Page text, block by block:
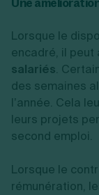
Une
Lorsque le
encadré, il peut
salariés.
des semaines
l’année. Cela
leurs projets
second emploi.
Lorsque le
rémunération,